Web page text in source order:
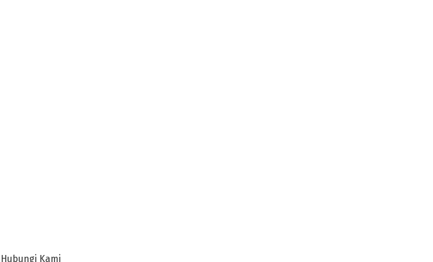
Hubungi Kami